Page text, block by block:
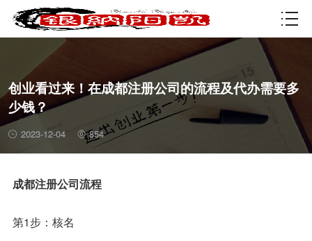
资质许可
创业看过来！在成都注册公司的流程及代办需要多
少钱？
2023-12-04 854
成都注册公司流程
第1步：核名